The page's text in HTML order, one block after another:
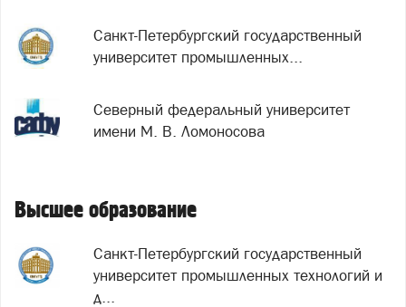
Санкт-Петербургский государственный
университет промышленных...
Северный федеральный университет
имени М. В. Ломоносова
Высшее образование
Санкт-Петербургский государственный
университет промышленных технологий и
д...